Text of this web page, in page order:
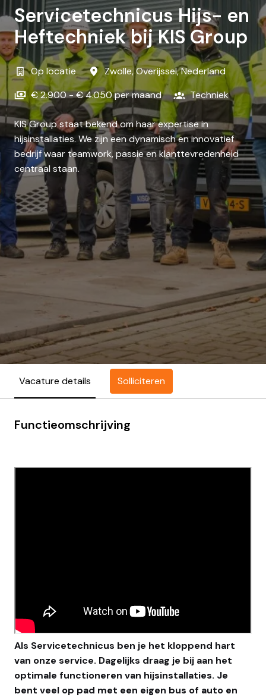
Servicetechnicus Hijs- en
Heftechniek bij KIS Group
Op locatie Zwolle,Overijssel,Nederland
€ 2.900 - € 4.050 per maand
Techniek
KIS Group staat bekend om haar expertise in
hijsinstallaties. We zijn een dynamisch en innovatief
bedrijf waar teamwork, passie en klanttevredenheid
centraal staan.
Vacature details Solliciteren
Functieomschrijving
Als Servicetechnicus ben je het kloppend hart
van onze service. Dagelijks draag je bij aan het
optimale functioneren van hijsinstallaties. Je
bent veel op pad met een eigen bus of auto en